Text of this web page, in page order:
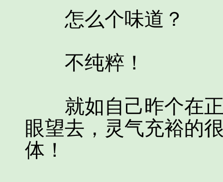
怎么个味道？
不纯粹！
就如自己昨个在正
眼望去，灵气充裕的
体！